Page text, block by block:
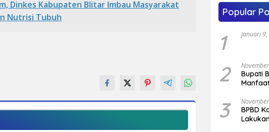
Dinkes Kabupaten Blitar Imbau Masyarakat
Nutrisi Tubuh
Popular
1 Januari
2
Bupati
Desa/
3
BPBD